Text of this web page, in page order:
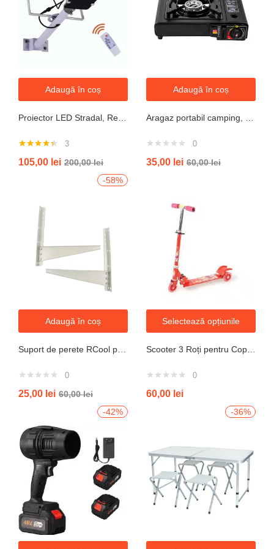
Adaugă în coș
4.33din 5
3
105,00 lei 200,00lei
Adaugă în coș
0
35,00 lei 60,00lei
-58%
Adaugă în coș
0
25,00 lei 60,00lei
Selectează opțiunile
0
60,00 lei
-42% -36%